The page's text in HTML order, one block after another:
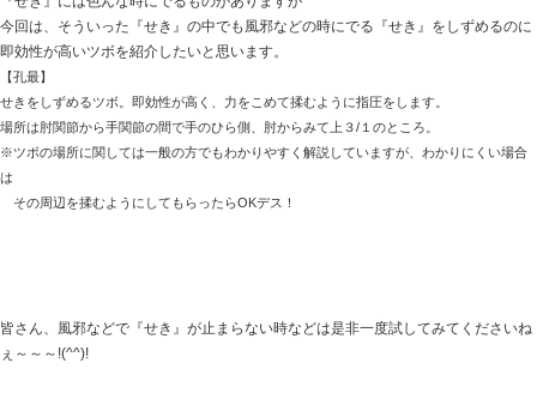
気温が低くなると体の変化/大和高田市 ふれ
2016.11.22 | Category:
最近だんだん寒くなってきましたね。
気温が下がると身体にはいろんな変化が起きています。
害がおこります。
頭痛、めまい、吐き気、口内炎、耳鳴りなど様々な症状